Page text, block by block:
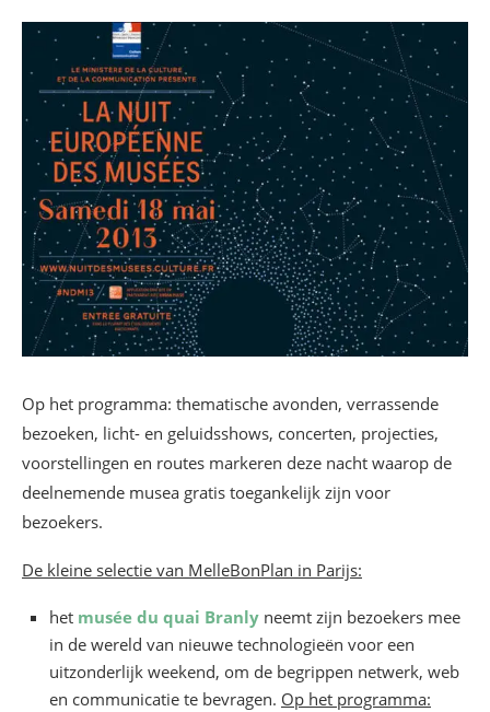
Op het programma: thematische avonden, verrassende
bezoeken, licht- en geluidsshows, concerten, projecties,
voorstellingen en routes markeren deze nacht waarop de
deelnemende musea gratis toegankelijk zijn voor
bezoekers.
De kleine selectie van MelleBonPlan in Parijs:
het musée du quai Branly neemt zijn bezoekers mee
in de wereld van nieuwe technologieën voor een
uitzonderlijk weekend, om de begrippen netwerk, web
en communicatie te bevragen. Op het programma: